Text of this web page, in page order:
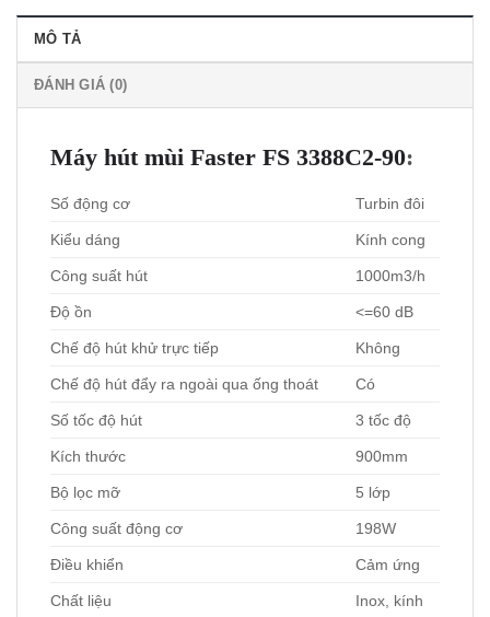
MÔ TẢ
ĐÁNH GIÁ (0)
Máy hút mùi Faster FS 3388C2-90:
Số động cơ Turbin đôi
Kiểu dáng Kính cong
Công suất hút 1000m3/h
Độ ồn <=60 dB
Chế độ hút khử trực tiếp Không
Chế độ hút đẩy ra ngoài qua ống thoát Có
Số tốc độ hút 3 tốc độ
Kích thước 900mm
Bộ lọc mỡ 5 lớp
Công suất động cơ 198W
Điều khiển Cảm ứng
Chất liệu Inox, kính